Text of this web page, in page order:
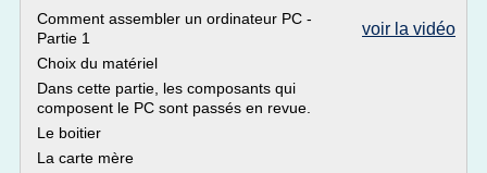
voir la vidéo
Comment assembler un ordinateur PC -
Partie 1
Choix du matériel
Dans cette partie, les composants qui
composent le PC sont passés en revue.
Le boitier
La carte mère